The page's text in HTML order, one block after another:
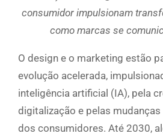
consumidor impulsionam
como marcas se
O design e o marketing estão
evolução acelerada,
inteligência artificial (IA), pela
digitalização e pelas
dos consumidores. Até 2030,